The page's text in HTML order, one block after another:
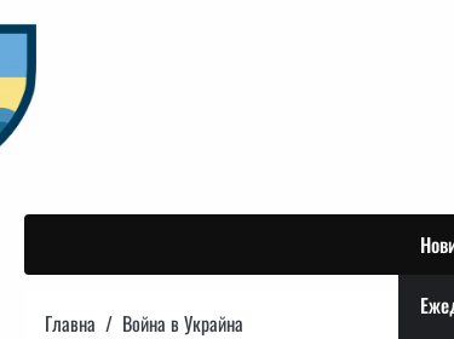
to
content
Главна Война в Украйна